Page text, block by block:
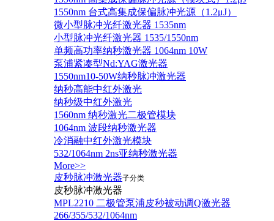
1550nm 台式高集成保偏脉冲光源（1.2μJ）
微小型脉冲光纤激光器 1535nm
小型脉冲光纤激光器 1535/1550nm
单频高功率纳秒激光器 1064nm 10W
泵浦紧凑型Nd:YAG激光器
1550nm10-50W纳秒脉冲激光器
纳秒高能中红外激光
纳秒级中红外激光
1560nm 纳秒激光二极管模块
1064nm 波段纳秒激光器
冷消融中红外激光模块
532/1064nm 2ns亚纳秒激光器
More>>
皮秒脉冲激光器子分类
皮秒脉冲激光器
​MPL2210 二极管泵浦皮秒被动调Q激光器
266/355/532/1064nm